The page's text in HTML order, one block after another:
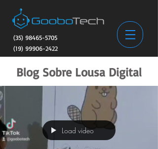
(35) 98465-5705
(19) 99906-2422
Blog Sobre Lousa Digital
Load video